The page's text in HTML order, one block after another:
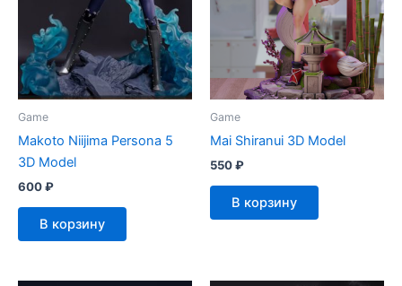
Game
Makoto Niijima Persona 5
3D Model
600₽
В корзину
Game
Mai Shiranui 3D Model
550₽
В корзину